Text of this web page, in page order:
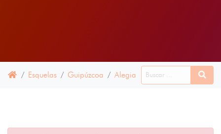
Esquelas Guipúzcoa Alegia 23 JUNIO 2022